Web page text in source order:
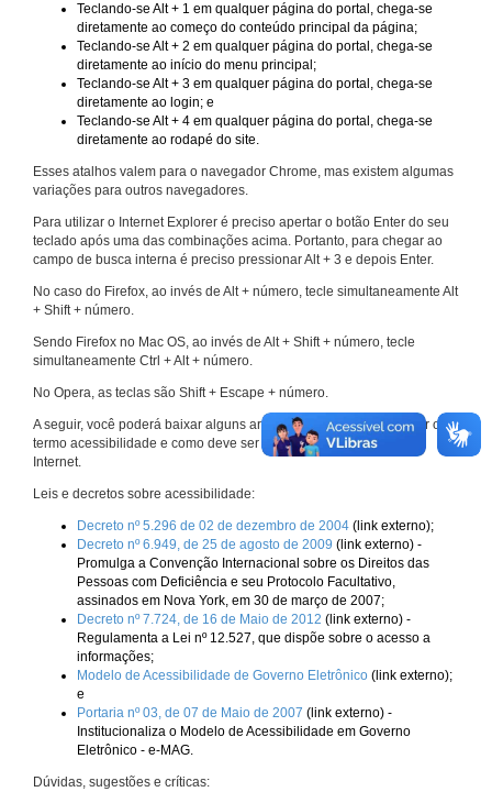
Teclando-se Alt + 1 em qualquer página do portal, chega-se
diretamente ao começo do conteúdo principal da página;
Teclando-se Alt + 2 em qualquer página do portal, chega-se
diretamente ao início do menu principal;
Teclando-se Alt + 3 em qualquer página do portal, chega-se
diretamente ao login; e
Teclando-se Alt + 4 em qualquer página do portal, chega-se
diretamente ao rodapé do site.
Esses atalhos valem para o navegador Chrome, mas existem algumas
variações para outros navegadores.
Para utilizar o Internet Explorer é preciso apertar o botão Enter do seu
teclado após uma das combinações acima. Portanto, para chegar ao
campo de busca interna é preciso pressionar Alt + 3 e depois Enter.
No caso do Firefox, ao invés de Alt + número, tecle simultaneamente Alt
+ Shift + número.
Sendo Firefox no Mac OS, ao invés de Alt + Shift + número, tecle
simultaneamente Ctrl + Alt + número.
No Opera, as teclas são Shift + Escape + número.
A seguir, você poderá baixar alguns arquivos que explicam melhor o
termo acessibilidade e como deve ser implementado nos sites da
Internet.
Leis e decretos sobre acessibilidade:
Decreto nº 5.296 de 02 de dezembro de 2004 (link externo);
Decreto nº 6.949, de 25 de agosto de 2009 (link externo) -
Promulga a Convenção Internacional sobre os Direitos das
Pessoas com Deficiência e seu Protocolo Facultativo,
assinados em Nova York, em 30 de março de 2007;
Decreto nº 7.724, de 16 de Maio de 2012 (link externo) -
Regulamenta a Lei nº 12.527, que dispõe sobre o acesso a
informações;
Modelo de Acessibilidade de Governo Eletrônico (link externo);
e
Portaria nº 03, de 07 de Maio de 2007 (link externo) -
Institucionaliza o Modelo de Acessibilidade em Governo
Eletrônico - e-MAG.
Dúvidas, sugestões e críticas: